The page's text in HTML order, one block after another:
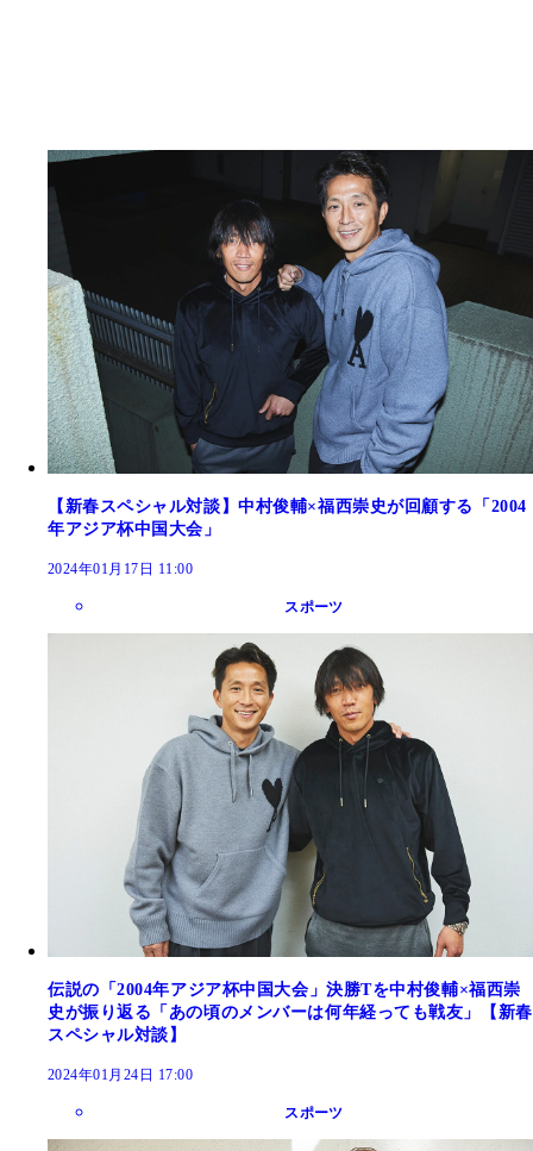
【新春スペシャル対談】中村俊輔×福西崇史が回顧する「2004
年アジア杯中国大会」
2024年01月17日 11:00
スポーツ
伝説の「2004年アジア杯中国大会」決勝Tを中村俊輔×福西崇
史が振り返る「あの頃のメンバーは何年経っても戦友」【新春
スペシャル対談】
2024年01月24日 17:00
スポーツ